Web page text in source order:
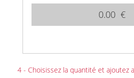
0.00 €
4 - Choisissez la quantité et ajoutez